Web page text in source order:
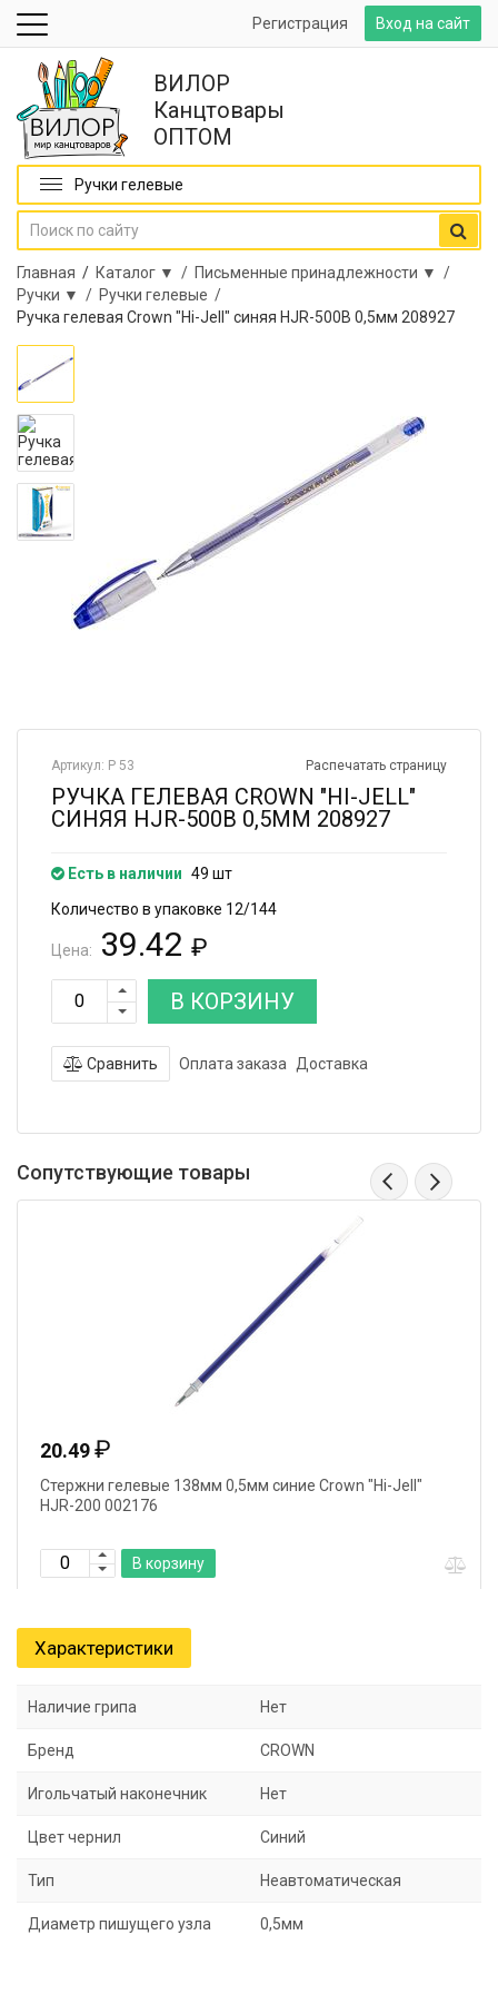
Вход на сайт
Регистрация
ВИЛОР
Канцтовары
ОПТОМ
Ручки гелевые
Главная / Каталог ▼ / Письменные принадлежности ▼ /
Ручки ▼ / Ручки гелевые /
Ручка гелевая Crown "Hi-Jell" синяя HJR-500B 0,5мм 208927
Распечатать страницу
Артикул: Р 53
РУЧКА ГЕЛЕВАЯ CROWN "HI-JELL"
СИНЯЯ HJR-500B 0,5ММ 208927
Есть в наличии 49 шт
Количество в упаковке 12/144
Цена: 39.42 ₽
В КОРЗИНУ
Сравнить Оплата заказа Доставка
Сопутствующие товары
20.49₽
Стержни гелевые 138мм 0,5мм синие Crown "Hi-Jell"
HJR-200 002176
В корзину
Характеристики
Наличие грипа Нет
Бренд CROWN
Игольчатый наконечник Нет
Цвет чернил Синий
Тип Неавтоматическая
Диаметр пишущего узла 0,5мм